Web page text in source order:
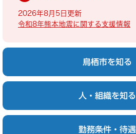
2026年8月5日更新
令和8年熊本地震に関する支援情報
鳥栖市を知る
人・組織を知る
勤務条件・待遇